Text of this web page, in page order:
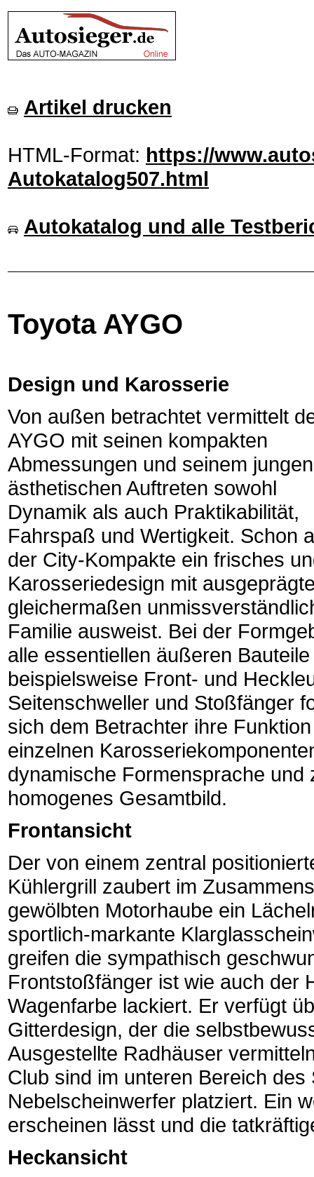
Artikel drucken
HTML-Format: https://
Autokatalog507.html
Autokatalog und alle
Toyota AYGO
Design und Karosserie
Von außen betrachtet vermittelt
AYGO mit seinen kompakten
Abmessungen und seinem
ästhetischen Auftreten sowohl
Dynamik als auch Praktikabilität,
Fahrspaß und Wertigkeit. Schon
der City-Kompakte ein frisches
Karosseriedesign mit
gleichermaßen
Familie ausweist. Bei der
alle essentiellen äußeren
beispielsweise Front- und
Seitenschweller und Stoßfänger
sich dem Betrachter ihre
einzelnen
dynamische Formensprache und
homogenes Gesamtbild.
Frontansicht
Der von einem zentral
Kühlergrill zaubert im
gewölbten Motorhaube ein
sportlich-markante
greifen die sympathisch
Frontstoßfänger ist wie auch der
Wagenfarbe lackiert. Er verfügt
Gitterdesign, der die
Ausgestellte Radhäuser
Club sind im unteren Bereich
Nebelscheinwerfer platziert. Ein
erscheinen lässt und die
Heckansicht